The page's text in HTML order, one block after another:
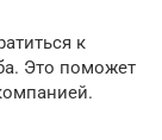
к
Это поможет